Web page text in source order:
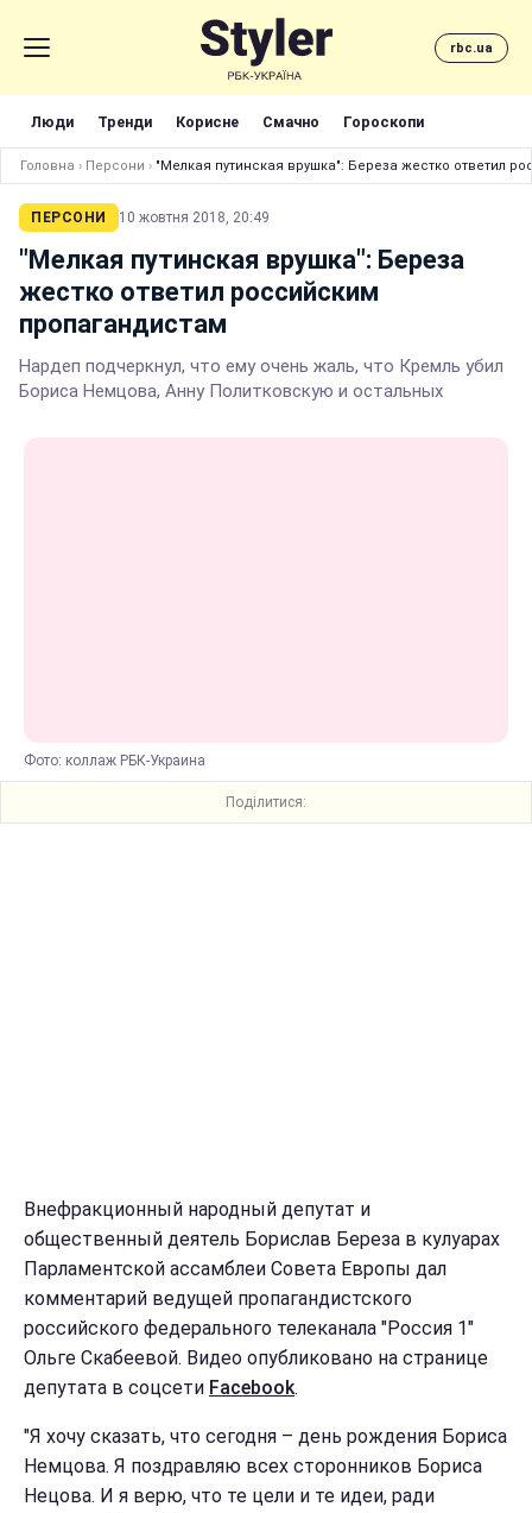
rbc.ua
Люди Тренди Корисне Смачно Гороскопи
Головна › Персони › "Мелкая путинская врушка": Береза жестко ответил
ПЕРСОНИ 10 жовтня 2018, 20:49
"Мелкая путинская врушка": Береза
жестко ответил российским
пропагандистам
Нардеп подчеркнул, что ему очень жаль, что Кремль убил
Бориса Немцова, Анну Политковскую и остальных
Фото: коллаж РБК-Украина
Поділитися:
Внефракционный народный депутат и
общественный деятель Борислав Береза в кулуарах
Парламентской ассамблеи Совета Европы дал
комментарий ведущей пропагандистского
российского федерального телеканала "Россия 1"
Ольге Скабеевой. Видео опубликовано на странице
депутата в соцсети Facebook.
"Я хочу сказать, что сегодня – день рождения Бориса
Немцова. Я поздравляю всех сторонников Бориса
Нецова. И я верю, что те цели и те идеи, ради